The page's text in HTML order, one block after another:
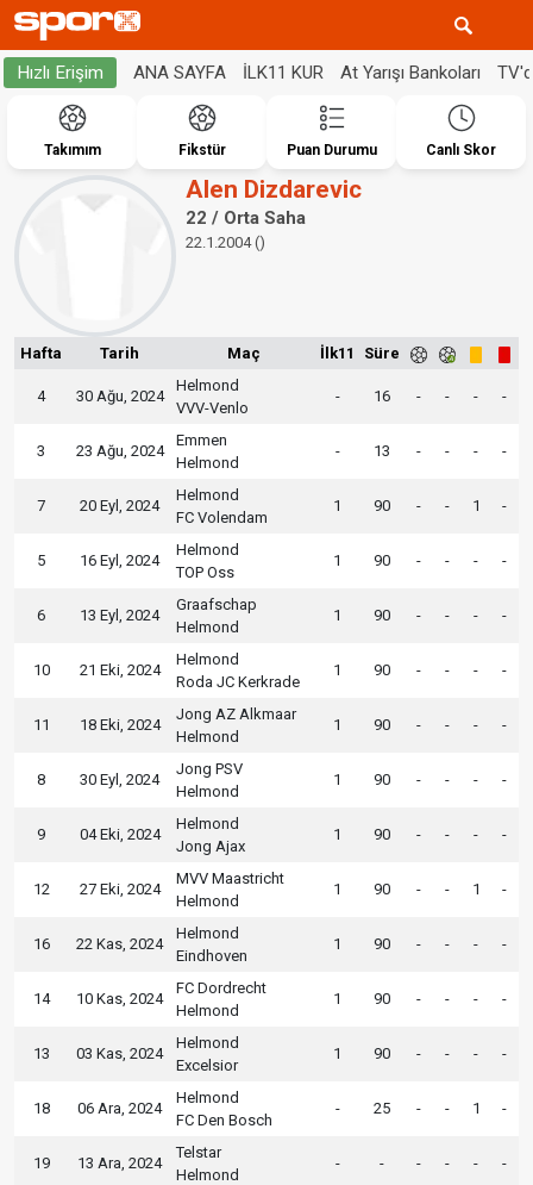
Hızlı Erişim ANA SAYFA İLK11 KUR At Yarışı Bankoları
Takımım Fikstür Puan Durumu Canlı Skor
Alen Dizdarevic
22 / Orta Saha
22.1.2004 ()
Hafta Tarih Maç İlk11 Süre
4 30 Ağu, 2024
Helmond
VVV-Venlo
- 16 - - - -
3 23 Ağu, 2024
Emmen
Helmond
- 13 - - - -
7 20 Eyl, 2024
Helmond
FC Volendam
1 90 - - 1 -
5 16 Eyl, 2024
Helmond
TOP Oss
1 90 - - - -
6 13 Eyl, 2024
Graafschap
Helmond
1 90 - - - -
10 21 Eki, 2024
Helmond
Roda JC Kerkrade
1 90 - - - -
11 18 Eki, 2024
Jong AZ Alkmaar
Helmond
1 90 - - - -
8 30 Eyl, 2024
Jong PSV
Helmond
1 90 - - - -
9 04 Eki, 2024
Helmond
Jong Ajax
1 90 - - - -
12 27 Eki, 2024
MVV Maastricht
Helmond
1 90 - - 1 -
16 22 Kas, 2024
Helmond
Eindhoven
1 90 - - - -
14 10 Kas, 2024
FC Dordrecht
Helmond
1 90 - - - -
13 03 Kas, 2024
Helmond
Excelsior
1 90 - - - -
18 06 Ara, 2024
Helmond
FC Den Bosch
- 25 - - 1 -
19 13 Ara, 2024
Telstar
Helmond
- - - - - -